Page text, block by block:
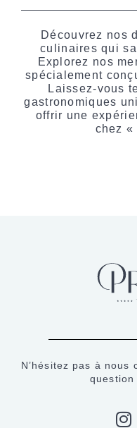
Découvrez nos
culinaires qui
Explorez nos
spécialement
Laissez-vous
gastronomiques
offrir une
chez «
N’hésitez pas à nous
question